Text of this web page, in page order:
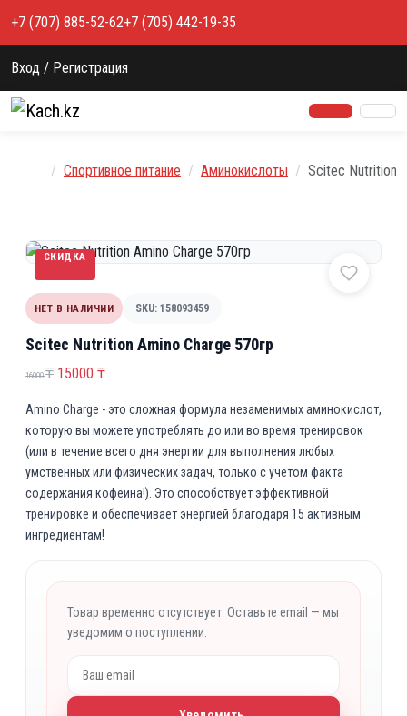
+7 (707) 885-52-62+7 (705) 442-19-35
Вход / Регистрация
Главная
Спортивное питание Аминокислоты Scitec Nutrition
СКИДКА
НЕТ В НАЛИЧИИ SKU: 158093459
Scitec Nutrition Amino Charge 570гр
16000₸ П
р
в
о
н
а
ч
а
15000 ₸Т
к
у
щ
а
я
:
1
0
0
Amino Charge - это сложная формула незаменимых аминокислот,
которую вы можете употреблять до или во время тренировок
(или в течение всего дня энергии для выполнения любых
умственных или физических задач, только с учетом факта
содержания кофеина!). Это способствует эффективной
тренировке и обеспечивает энергией благодаря 15 активным
ингредиентам!
Товар временно отсутствует. Оставьте email — мы
уведомим о поступлении.